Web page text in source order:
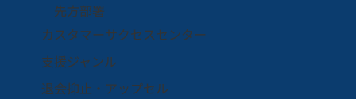
先方部署
カスタマーサクセスセンター
支援ジャンル
退会抑止​・アップセル